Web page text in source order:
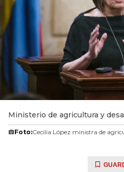
Ministerio de agricultura y
Foto:Cecilia López ministra de